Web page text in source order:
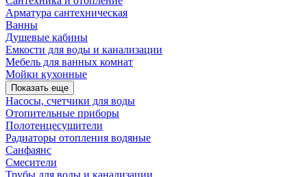
Арматура сантехническая
Ванны
Душевые кабины
Емкости для воды и канализации
Мебель для ванных комнат
Мойки кухонные
Показать еще
Насосы, счетчики для воды
Отопительные приборы
Полотенцесушители
Радиаторы отопления водяные
Санфаянс
Смесители
Трубы для воды и канализации